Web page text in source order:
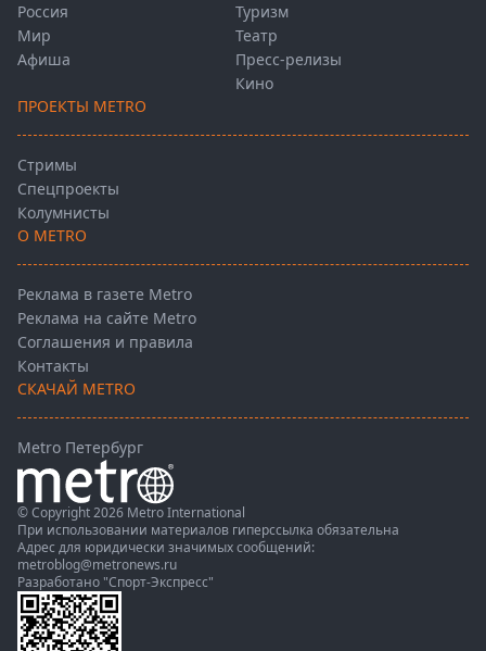
Россия
Мир
Афиша
Туризм
Театр
Пресс-релизы
Кино
ПРОЕКТЫ METRO
Стримы
Спецпроекты
Колумнисты
О METRO
Реклама в газете Metro
Реклама на сайте Metro
Соглашения и правила
Контакты
СКАЧАЙ METRO
Metro Петербург
© Copyright 2026 Metro International
При использовании материалов гиперссылка обязательна
Адрес для юридически значимых сообщений:
metroblog@metronews.ru
Разработано "Спорт-Экспресс"